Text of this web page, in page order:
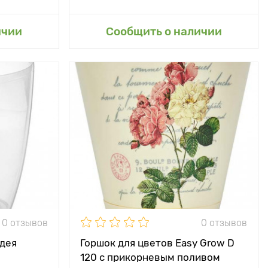
Сообщить о наличии
Добавить в мой сад
0 отзывов 0 отзывов
Горшок для цветов Easy Grow D
120 с прикорневым поливом